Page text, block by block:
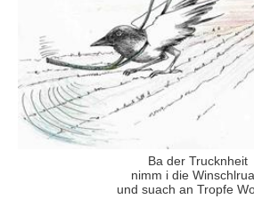
Ba der Trucknheit
nimm i die
und suach an Tropfe